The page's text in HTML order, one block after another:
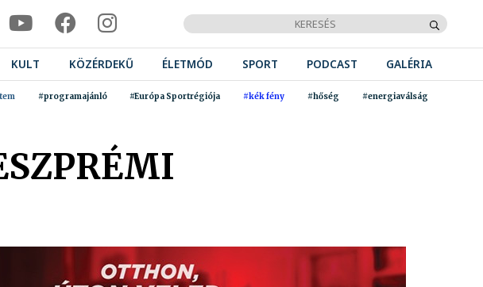
KULT KÖZÉRDEKŰ ÉLETMÓD SPORT PODCAST GALÉRIA
#programajánló #Európa Sportrégiója #kék fény #hőség #energiaválság